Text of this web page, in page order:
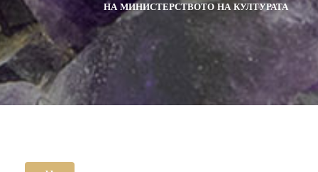
НА МИНИСТЕРСТВОТО НА КУЛТУРАТА